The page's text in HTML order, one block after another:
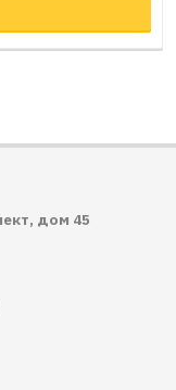
дом 45